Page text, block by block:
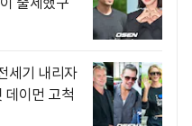
세기 내리자
데이먼 고척